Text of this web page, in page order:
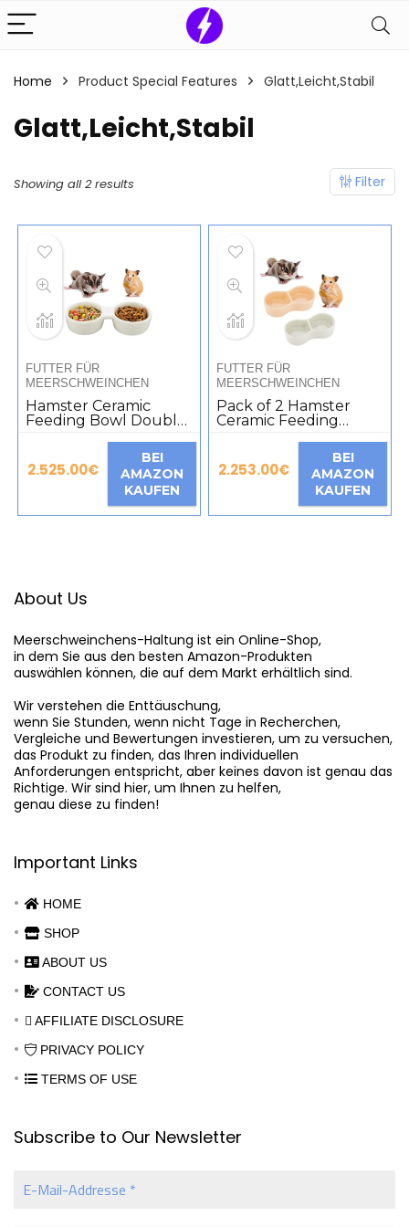
Home Product Special Features ‎Glatt,Leicht,Stabil
‎Glatt,Leicht,Stabil
Filter
Showing all 2 results
FUTTER FÜR
MEERSCHWEINCHEN
Hamster Ceramic
Feeding Bowl Double
Turning Food and
Water Bowl for
Hamster Hedgehog
Chipmunk Gerbils
2.525.00€
BEI
AMAZON
KAUFEN
FUTTER FÜR
MEERSCHWEINCHEN
Pack of 2 Hamster
Ceramic Feeding
Design, Anti Rotary
Food and Water Bowl
for Hamsters,
Hedgehogs, Sugar,
Gerbils, Chipmunks,
2.253.00€
BEI
AMAZON
KAUFEN
About Us
Meerschweinchens-Haltung ist ein Online-Shop,
in dem Sie aus den besten Amazon-Produkten
auswählen können, die auf dem Markt erhältlich sind.
Wir verstehen die Enttäuschung,
wenn Sie Stunden, wenn nicht Tage in Recherchen,
Vergleiche und Bewertungen investieren, um zu versuchen,
das Produkt zu finden, das Ihren individuellen
Anforderungen entspricht, aber keines davon ist genau das
Richtige. Wir sind hier, um Ihnen zu helfen,
genau diese zu finden!
Important Links
HOME
SHOP
ABOUT US
CONTACT US
AFFILIATE DISCLOSURE
PRIVACY POLICY
TERMS OF USE
Subscribe to Our Newsletter
Mail-